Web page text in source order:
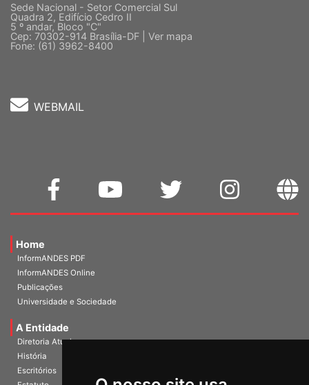
Sede Nacional - Setor Comercial Sul
Quadra 2, Edifício Cedro II
5 º andar, Bloco "C"
Cep: 70302-914 Brasília-DF | Ver mapa
Fone: (61) 3962-8400
WEBMAIL
Home
InformANDES PDF
InformANDES Online
Publicações
Universidade e Sociedade
A Entidade
Diretoria Atual
História
Escritórios